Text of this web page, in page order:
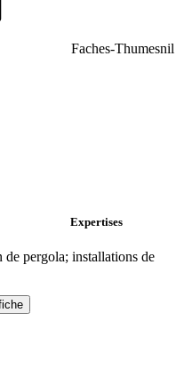
Faches-Thumesnil
Expertises
pergola; installations de